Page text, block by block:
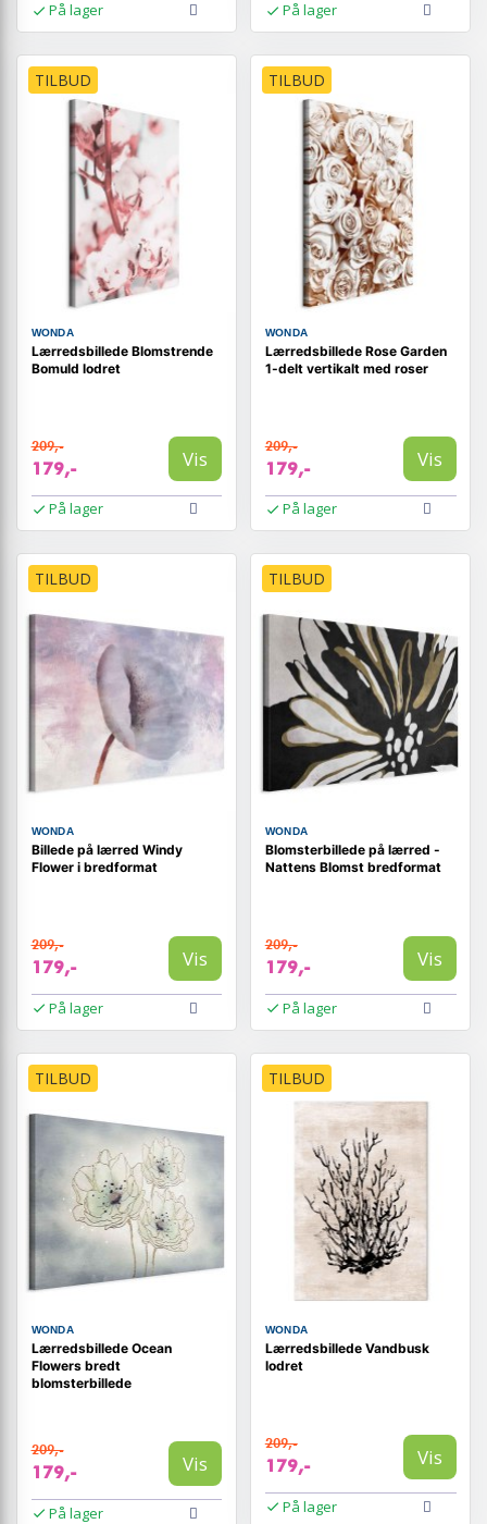
På lager På lager
TILBUD
WONDA
Lærredsbillede Blomstrende
Bomuld lodret
209,-
179,- Vis
På lager
TILBUD
WONDA
Lærredsbillede Rose Garden
1-delt vertikalt med roser
209,-
179,- Vis
På lager
TILBUD
WONDA
Billede på lærred Windy
Flower i bredformat
209,-
179,- Vis
På lager
TILBUD
WONDA
Blomsterbillede på lærred -
Nattens Blomst bredformat
209,-
179,- Vis
På lager
TILBUD
WONDA
Lærredsbillede Ocean
Flowers bredt
blomsterbillede
209,-
179,- Vis
På lager
TILBUD
WONDA
Lærredsbillede Vandbusk
lodret
209,-
179,- Vis
På lager